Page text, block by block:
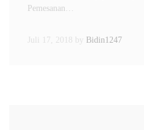
Pemesanan…
Juli 17, 2018 by Bidin1247